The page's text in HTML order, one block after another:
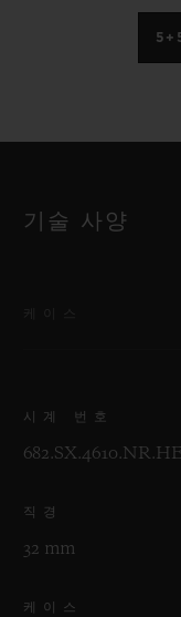
기술 사양
시계 번호
직경
32 mm
케이스